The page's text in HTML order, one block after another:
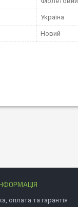
Україна
Новий
оплата та гарантія